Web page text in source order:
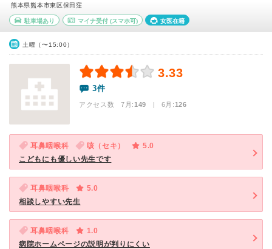
熊本県熊本市東区保田窪
駐車場あり マイナ受付(スマホ可) 女医在籍
土曜（〜15:00）
3.33
3件
アクセス数 7月:149 | 6月:126
耳鼻咽喉科 咳（セキ）
5.0
こどもにも優しい先生です
耳鼻咽喉科
5.0
相談しやすい先生
耳鼻咽喉科
1.0
病院ホームページの説明が判りにくい